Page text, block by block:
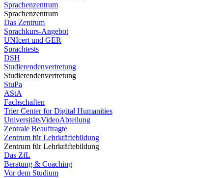
Sprachenzentrum
Sprachenzentrum
Das Zentrum
Sprachkurs-Angebot
UNIcert und GER
Sprachtests
DSH
Studierendenvertretung
Studierendenvertretung
StuPa
AStA
Fachschaften
Trier Center for Digital Humanities
UniversitätsVideoAbteilung
Zentrale Beauftragte
Zentrum für Lehrkräftebildung
Zentrum für Lehrkräftebildung
Das ZfL
Beratung & Coaching
Vor dem Studium